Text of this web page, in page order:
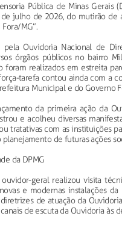
Pública de Minas Gerais
julho de 2026, do mutirão
MG”.
Ouvidoria Nacional de
órgãos públicos no bairro
foram realizados em estreita
tarefa contou ainda com a
Municipal e do Governo
da primeira ação da
e acolheu diversas
tratativas com as instituições
planejamento de futuras ações
da DPMG
geral realizou visita
e modernas instalações
de atuação da
de escuta da Ouvidoria às